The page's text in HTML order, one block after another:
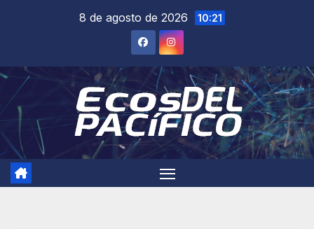
8 de agosto de 2026 10:21